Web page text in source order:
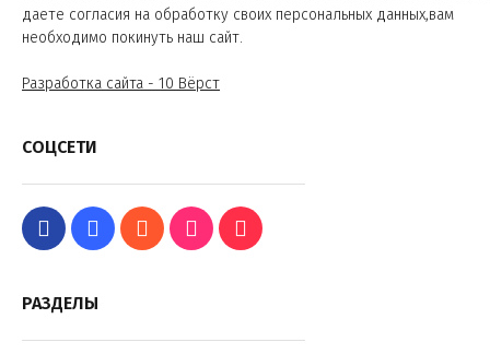
даете согласия на обработку своих персональных данных,вам
необходимо покинуть наш сайт.
Разработка сайта - 10 Вёрст
СОЦСЕТИ
РАЗДЕЛЫ